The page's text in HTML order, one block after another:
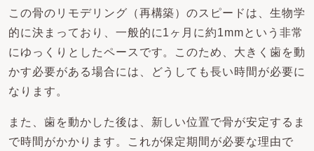
この骨のリモデリング（再構築）のスピードは、生物学
的に決まっており、一般的に1ヶ月に約1mmという非常
にゆっくりとしたペースです。このため、大きく歯を動
かす必要がある場合には、どうしても長い時間が必要に
なります。
また、歯を動かした後は、新しい位置で骨が安定するま
で時間がかかります。これが保定期間が必要な理由で